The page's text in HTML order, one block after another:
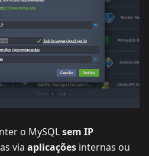
o MySQLsem IP
via aplicações internas ou